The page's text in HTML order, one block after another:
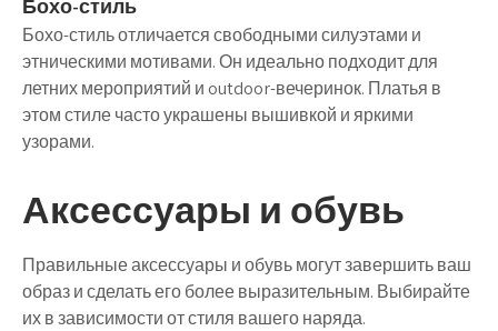
Бохо-стиль
Бохо-стиль отличается свободными силуэтами и
этническими мотивами. Он идеально подходит для
летних мероприятий и outdoor-вечеринок. Платья в
этом стиле часто украшены вышивкой и яркими
узорами.
Аксессуары и обувь
Правильные аксессуары и обувь могут завершить ваш
образ и сделать его более выразительным. Выбирайте
их в зависимости от стиля вашего наряда.